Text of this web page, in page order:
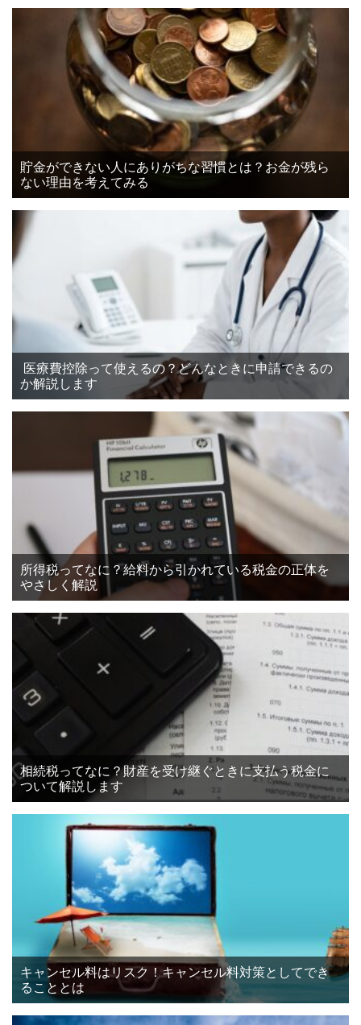
貯金ができない人にありがちな習慣とは？お金が残ら
ない理由を考えてみる
医療費控除って使えるの？どんなときに申請できるの
か解説します
所得税ってなに？給料から引かれている税金の正体を
やさしく解説
相続税ってなに？財産を受け継ぐときに支払う税金に
ついて解説します
キャンセル料はリスク！キャンセル料対策としてでき
ることとは